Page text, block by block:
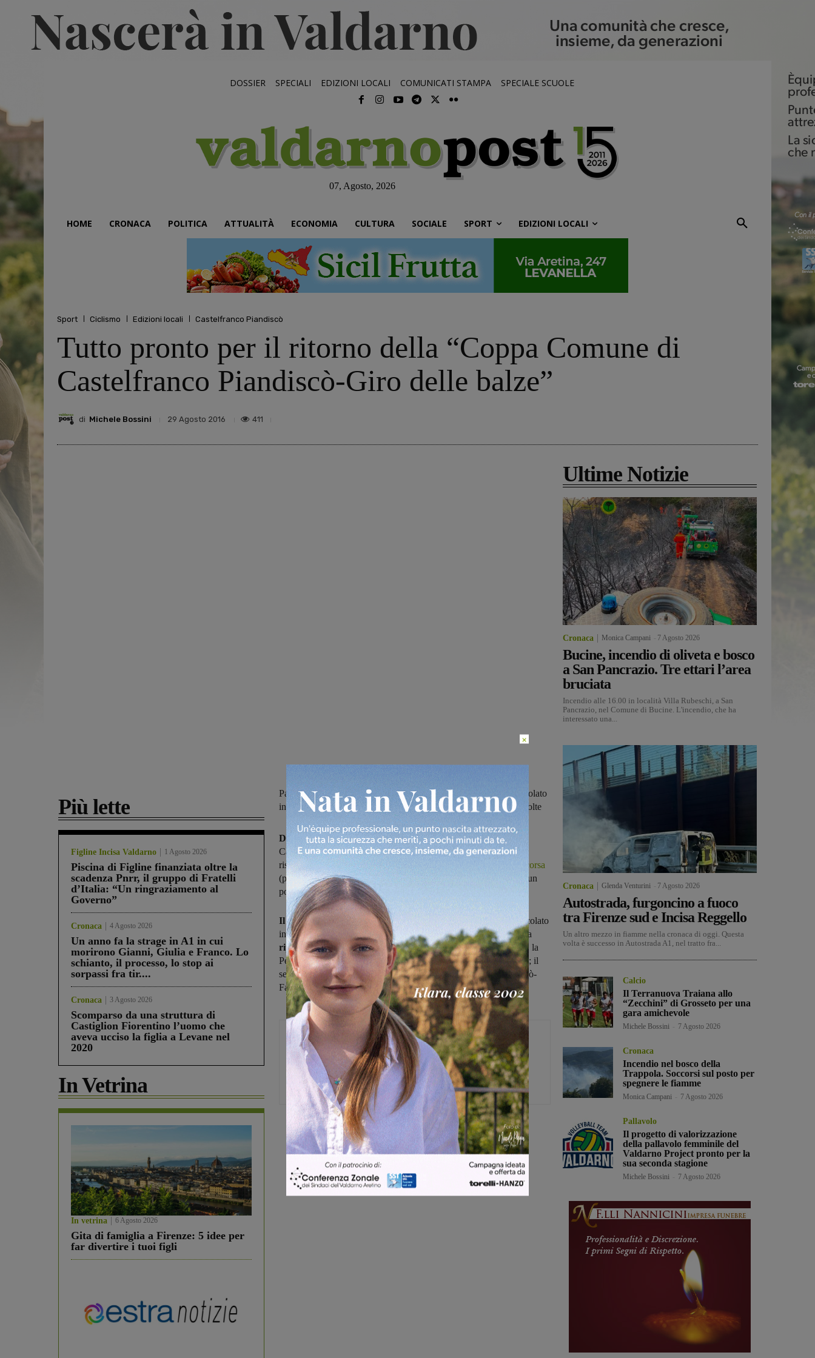
DOSSIER SPECIALI EDIZIONI LOCALI COMUNICATI STAMPA SPECIALE SCUOLE
07, Agosto, 2026
HOME CRONACA POLITICA ATTUALITÀ ECONOMIA CULTURA SOCIALE SPORT EDIZIONI LOCALI
Sport Ciclismo Edizioni locali Castelfranco Piandiscò
Tutto pronto per il ritorno della “Coppa Comune di
Castelfranco Piandiscò-Giro delle balze”
di Michele Bossini 29 Agosto 2016 411
Più lette
Figline Incisa Valdarno 1 Agosto 2026
Piscina di Figline finanziata oltre la
scadenza Pnrr, il gruppo di Fratelli
d’Italia: “Un ringraziamento al
Governo”
Cronaca 4 Agosto 2026
Un anno fa la strage in A1 in cui
morirono Gianni, Giulia e Franco. Lo
schianto, il processo, lo stop ai
sorpassi fra tir....
Cronaca 3 Agosto 2026
Scomparso da una struttura di
Castiglion Fiorentino l’uomo che
aveva ucciso la figlia a Levane nel
2020
In Vetrina
In vetrina 6 Agosto 2026
Gita di famiglia a Firenze: 5 idee per
far divertire i tuoi figli
Partenza alle 14, il percorso misura centotrentadue chilometri artitolato
in due circuiti il primo da ripetere quattro volte e il secondo due volte
Dopo circa un lustro di assenzatornano la "Coppa Comune di
Castelfranco Piandiscò- Giro delle Balze", che festeggiano
rispettivamente la quarantesima e l'undicesima edizione, per una
corsa
(partenza alle 14) per elite e under 23 che vede oltre cento iscritti un
po' da tutta Italia.
Il percorso misura centotrentadue chilometri e si presenta articolato
in due circuiti: il primo da poco meno di ventiquattro chilometri da
ripetere quattro voltefra Castelfranco, la Setteponti fino a Loro, la
Penna, Santa Maria, la rotatoria delle Balze e ancora Castelfranco; il
secondo da quindici chilometri daripetere due voltefra Piandiscò-
Faella e Castelfranco, dove sarà posto l'arrivo.
Michele Bossini
Share
Ultime Notizie
Cronaca Monica Campani 7 Agosto 2026
Bucine, incendio di oliveta e bosco
a San Pancrazio. Tre ettari l’area
bruciata
Incendio alle 16.00 in località Villa Rubeschi, a San
Pancrazio, nel Comune di Bucine. L'incendio, che ha
interessato una...
Cronaca Glenda Venturini 7 Agosto 2026
Autostrada, furgoncino a fuoco
tra Firenze sud e Incisa Reggello
Un altro mezzo in fiamme nella cronaca di oggi. Questa
volta è successo in Autostrada A1, nel tratto fra...
Calcio
Il Terranuova Traiana allo
“Zecchini” di Grosseto per una
gara amichevole
Michele Bossini 7 Agosto 2026
Cronaca
Incendio nel bosco della
Trappola. Soccorsi sul posto per
spegnere le fiamme
Monica Campani 7 Agosto 2026
Pallavolo
Il progetto di valorizzazione
della pallavolo femminile del
Valdarno Project pronto per la
sua seconda stagione
Michele Bossini 7 Agosto 2026
×